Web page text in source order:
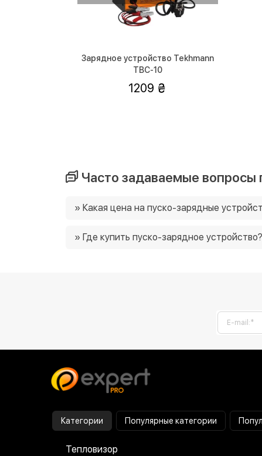
Зарядное устройство Tekhmann
TBC-10
1209
Часто задаваемые вопросы
» Какая цена на пуско-зарядные
часто есть возможность приобрести товар
» Где купить пуско-зарядное устройство?
Категории Популярные категории
Тепловизор